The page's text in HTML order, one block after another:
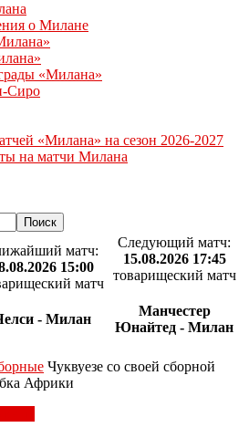
о Милане
«Милана»
Сиро
«Милана» на сезон 2026-2027
на матчи Милана
матч:
15:00
матч
- Милан
Следующий матч:
15.08.2026 17:45
товарищеский матч
Манчестер
Юнайтед - Милан
Чуквуезе со своей сборной
Африки